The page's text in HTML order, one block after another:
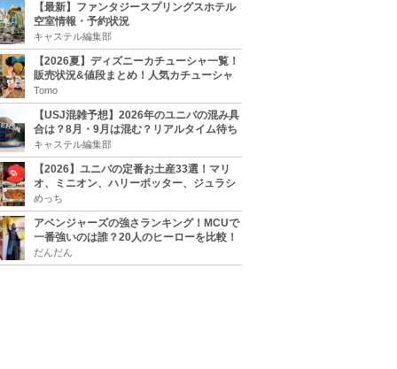
【最新】ファンタジースプリングスホテル
空室情報・予約状況
キャステル編集部
【2026夏】ディズニーカチューシャ一覧！
販売状況&値段まとめ！人気カチューシャ
をチェック
Tomo
【USJ混雑予想】2026年のユニバの混み具
合は？8月・9月は混む？リアルタイム待ち
時間アプリも
キャステル編集部
【2026】ユニバの定番お土産33選！マリ
オ、ミニオン、ハリーポッター、ジュラシ
ックパーク、セサミ、SINGなどのグッズ情
報
めっち
アベンジャーズの強さランキング！MCUで
一番強いのは誰？20人のヒーローを比較！
だんだん